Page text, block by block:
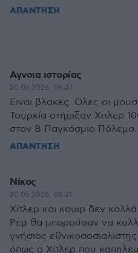
ΑΠΑΝΤΗΣΗ
Αγνοια ιστορίας
20.05.2026, 08:27
Ειναι βλακες. Ολες οι
Τουρκία στήριξαν Χιτλερ
στον Β Παγκόσμιο Πόλεμο.
ΑΠΑΝΤΗΣΗ
Νίκος
20.05.2026, 08:21
Χίτλερ και κουιρ δεν
Ρεμ θα μπορούσαν να
γνήσιος
όπως ο Χίτλερ που